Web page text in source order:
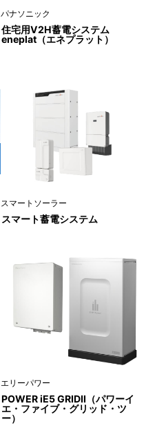
パナソニック
住宅用V2H蓄電システム
eneplat（エネプラット）
スマートソーラー
スマート蓄電システム
エリーパワー
POWER iE5 GRIDⅡ（パワーイ
エ・ファイブ・グリッド・ツ
ー）